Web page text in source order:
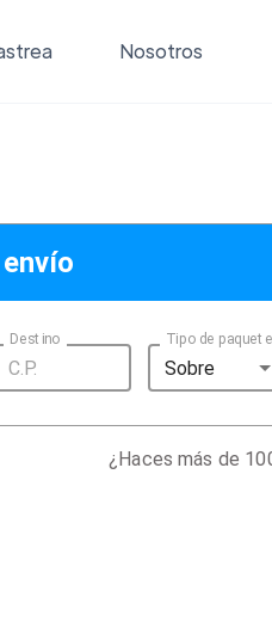
Nosotros
Destino Tipo de paquete
Sobre
¿Haces más de